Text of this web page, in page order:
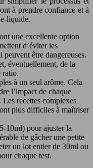
à prendre confiance et à
liquide.
une excellente option
d’éviter les
être dangereuses.
éventuellement, de la
ratio.
à un seul arôme. Cela
l’impact de chaque
recettes complexes
plus difficiles à maîtriser
10ml) pour ajuster la
de gâcher une petite
un lot entier de 30ml ou
chaque test.